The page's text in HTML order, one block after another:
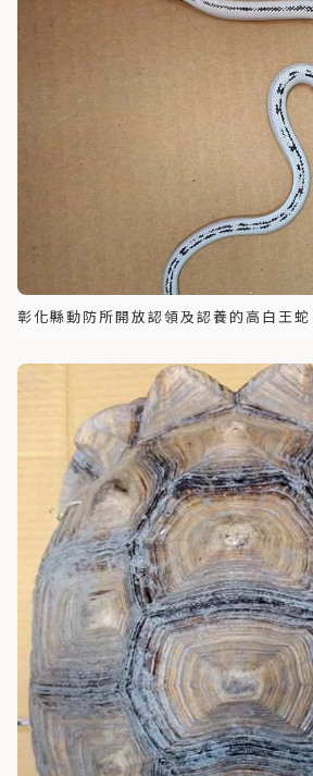
彰化縣動防所開放認領及認養的高白王